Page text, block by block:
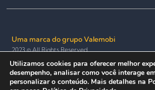
Uma marca do grupo Valemobi
2023 © All Rights Reserved.
Termos de Uso e Política de PrivacidadePolítica
Seguro e anônimo
Utilizamos cookies para oferecer melhor
desempenho, analisar como você interage
personalizar o conteúdo. Mais detalhes na